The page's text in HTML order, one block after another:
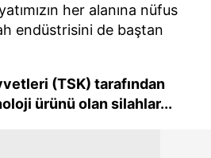
her alanına nüfus
endüstrisini de baştan
(TSK) tarafından
ürünü olan silahlar...